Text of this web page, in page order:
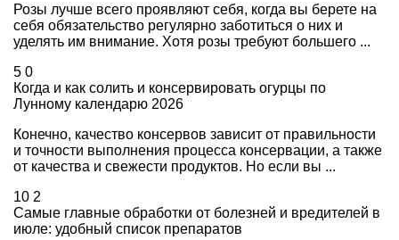
Розы лучше всего проявляют себя, когда вы берете на
себя обязательство регулярно заботиться о них и
уделять им внимание. Хотя розы требуют большего ...
5 0
Когда и как солить и консервировать огурцы по
Лунному календарю 2026
Конечно, качество консервов зависит от правильности
и точности выполнения процесса консервации, а также
от качества и свежести продуктов. Но если вы ...
10 2
Самые главные обработки от болезней и вредителей в
июле: удобный список препаратов